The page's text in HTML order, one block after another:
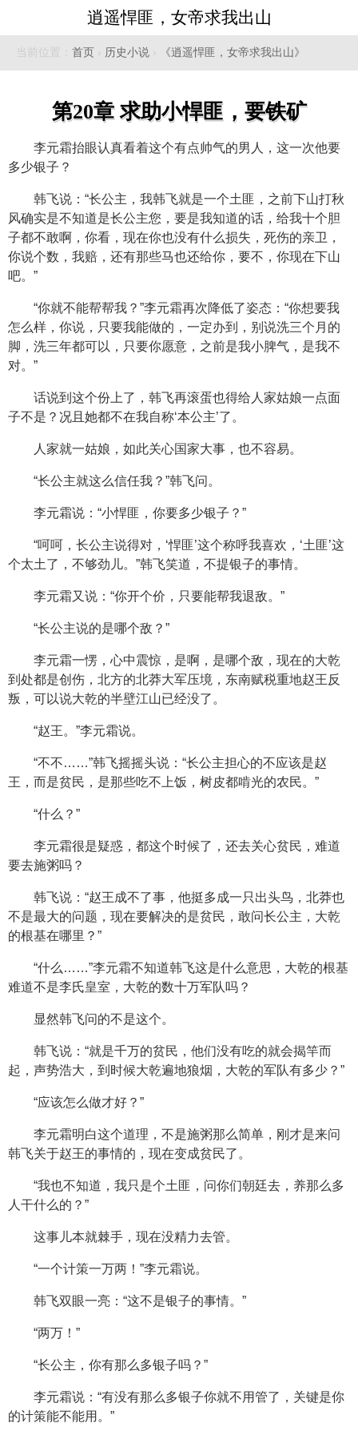
逍遥悍匪，女帝求我出山
当前位置： 首页 › 历史小说 › 《逍遥悍匪，女帝求我出山》
第20章 求助小悍匪，要铁矿
李元霜抬眼认真看着这个有点帅气的男人，这一次他要
多少银子？
韩飞说：“长公主，我韩飞就是一个土匪，之前下山打秋
风确实是不知道是长公主您，要是我知道的话，给我十个胆
子都不敢啊，你看，现在你也没有什么损失，死伤的亲卫，
你说个数，我赔，还有那些马也还给你，要不，你现在下山
吧。”
“你就不能帮帮我？”李元霜再次降低了姿态：“你想要我
怎么样，你说，只要我能做的，一定办到，别说洗三个月的
脚，洗三年都可以，只要你愿意，之前是我小脾气，是我不
对。”
话说到这个份上了，韩飞再滚蛋也得给人家姑娘一点面
子不是？况且她都不在我自称‘本公主’了。
人家就一姑娘，如此关心国家大事，也不容易。
“长公主就这么信任我？”韩飞问。
李元霜说：“小悍匪，你要多少银子？”
“呵呵，长公主说得对，‘悍匪’这个称呼我喜欢，‘土匪’这
个太土了，不够劲儿。”韩飞笑道，不提银子的事情。
李元霜又说：“你开个价，只要能帮我退敌。”
“长公主说的是哪个敌？”
李元霜一愣，心中震惊，是啊，是哪个敌，现在的大乾
到处都是创伤，北方的北莽大军压境，东南赋税重地赵王反
叛，可以说大乾的半壁江山已经没了。
“赵王。”李元霜说。
“不不……”韩飞摇摇头说：“长公主担心的不应该是赵
王，而是贫民，是那些吃不上饭，树皮都啃光的农民。”
“什么？”
李元霜很是疑惑，都这个时候了，还去关心贫民，难道
要去施粥吗？
韩飞说：“赵王成不了事，他挺多成一只出头鸟，北莽也
不是最大的问题，现在要解决的是贫民，敢问长公主，大乾
的根基在哪里？”
“什么……”李元霜不知道韩飞这是什么意思，大乾的根基
难道不是李氏皇室，大乾的数十万军队吗？
显然韩飞问的不是这个。
韩飞说：“就是千万的贫民，他们没有吃的就会揭竿而
起，声势浩大，到时候大乾遍地狼烟，大乾的军队有多少？”
“应该怎么做才好？”
李元霜明白这个道理，不是施粥那么简单，刚才是来问
韩飞关于赵王的事情的，现在变成贫民了。
“我也不知道，我只是个土匪，问你们朝廷去，养那么多
人干什么的？”
这事儿本就棘手，现在没精力去管。
“一个计策一万两！”李元霜说。
韩飞双眼一亮：“这不是银子的事情。”
“两万！”
“长公主，你有那么多银子吗？”
李元霜说：“有没有那么多银子你就不用管了，关键是你
的计策能不能用。”